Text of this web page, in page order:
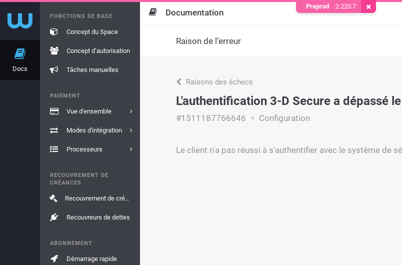
Docs
FONCTIONS DE BASE
Concept du Space
Concept d’autorisation
Tâches manuelles
PAIEMENT
Vue d'ensemble
Modes d'intégration
Processeurs
RECOUVREMENT DE
CRÉANCES
Recouvrement de créances
Recouvreurs de dettes
ABONNEMENT
Démarrage rapide
Documentation
Raison de l’erreur
Raisons des échecs
L'authentification 3-D Secure a dépassé
#1511187766646 Configuration
Le client n'a pas réussi à s'authentifier avec le système de
Preprod 2.220.7 Supprimer le